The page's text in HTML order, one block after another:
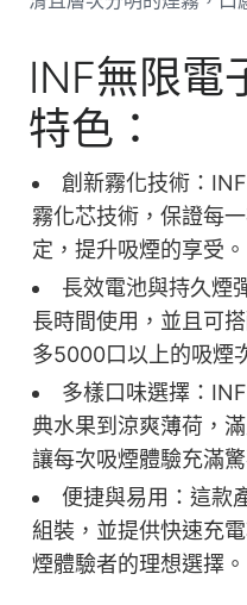
INF無限電
特色：
創新霧化技術：
霧化芯技術，保證每
定，提升吸煙的享受。
長效電池與持久煙
長時間使用，並且可
多5000口以上的吸煙
多樣口味選擇：
典水果到涼爽薄荷，
讓每次吸煙體驗充滿驚
便捷與易用：這款
組裝，並提供快速充
煙體驗者的理想選擇。